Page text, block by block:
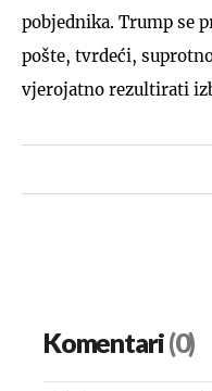
pobjednika. Trump se
pošte, tvrdeći,
vjerojatno rezultirati
Komentari(0)